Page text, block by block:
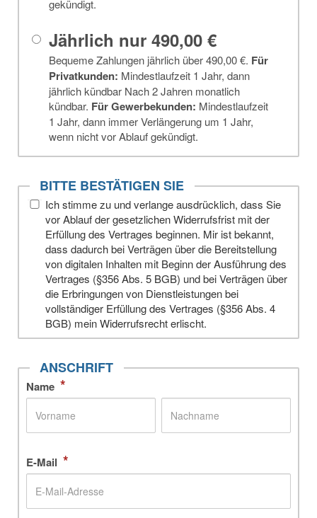
gekündigt.
Jährlich nur 490,00 €
Bequeme Zahlungen jährlich über490,00 €. Für
Privatkunden: Mindestlaufzeit 1 Jahr, dann
jährlich kündbar Nach 2 Jahren monatlich
kündbar. Für Gewerbe­kunden: Mindestlaufzeit
1 Jahr, dann immer Verlängerung um 1 Jahr,
wenn nicht vor Ablauf gekündigt.
BITTE BESTÄTIGEN SIE
Ich stimme zu und verlange ausdrücklich, dass Sie
vor Ablauf der gesetzlichen Widerrufsfrist mit der
Erfüllung des Vertrages beginnen. Mir ist bekannt,
dass dadurch bei Verträgen über die Bereitstellung
von digitalen Inhalten mit Beginn der Ausführung des
Vertrages (§356 Abs. 5 BGB) und bei Verträgen über
die Erbringungen von Dienstleistungen bei
vollständiger Erfüllung des Vertrages (§356 Abs. 4
BGB) mein Widerrufsrecht erlischt.
ANSCHRIFT
Name *
E-Mail *